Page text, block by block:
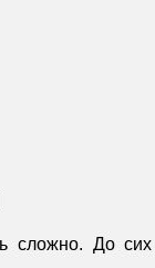
сложно. До